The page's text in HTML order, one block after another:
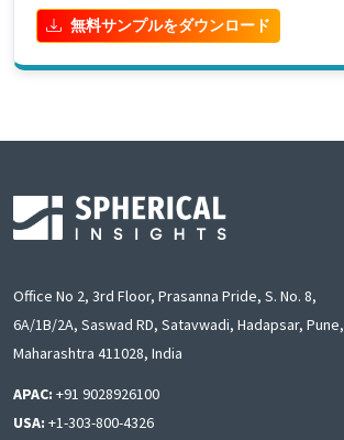
無料サンプルをダウンロード
Office No 2, 3rd Floor, Prasanna Pride, S. No. 8,
6A/1B/2A, Saswad RD, Satavwadi, Hadapsar, Pune,
Maharashtra 411028, India
APAC: +91 9028926100
USA: +1-303-800-4326